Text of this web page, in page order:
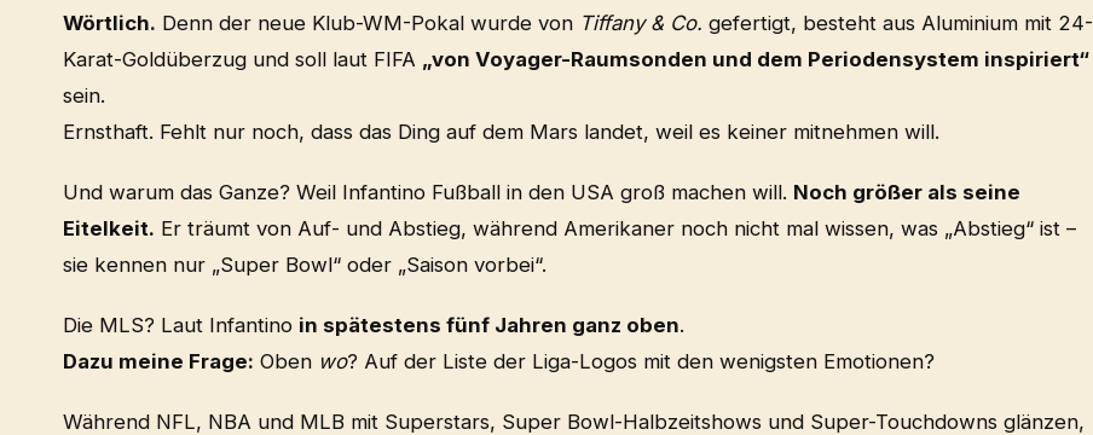
Wörtlich. Denn der neue Klub-WM-Pokal wurde von Tiffany & Co. gefertigt, besteht aus Aluminium mit 24-
Karat-Goldüberzug und soll laut FIFA „von Voyager-Raumsonden und dem Periodensystem inspiriert“
sein.
Ernsthaft. Fehlt nur noch, dass das Ding auf dem Mars landet, weil es keiner mitnehmen will.
Und warum das Ganze? Weil Infantino Fußball in den USA groß machen will. Noch größer als seine
Eitelkeit. Er träumt von Auf- und Abstieg, während Amerikaner noch nicht mal wissen, was „Abstieg“ ist –
sie kennen nur „Super Bowl“ oder „Saison vorbei“.
Die MLS? Laut Infantino in spätestens fünf Jahren ganz oben.
Dazu meine Frage: Oben wo? Auf der Liste der Liga-Logos mit den wenigsten Emotionen?
Während NFL, NBA und MLB mit Superstars, Super Bowl-Halbzeitshows und Super-Touchdowns glänzen,